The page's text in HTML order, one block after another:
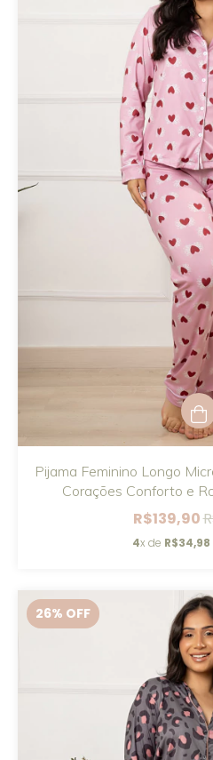
Pijama Feminino Longo
Corações Conforto e
R$139,90
4x de R$34,98
26% OFF